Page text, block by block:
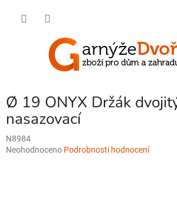
Ø 19 ONYX Držák
nasazovací
N8984
Průměrné
Neohodnoceno Podrobnosti hodnocení